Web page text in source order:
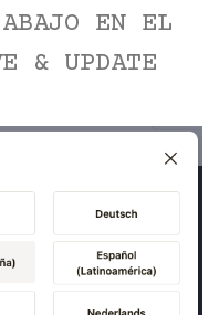
EN EL
& UPDATE